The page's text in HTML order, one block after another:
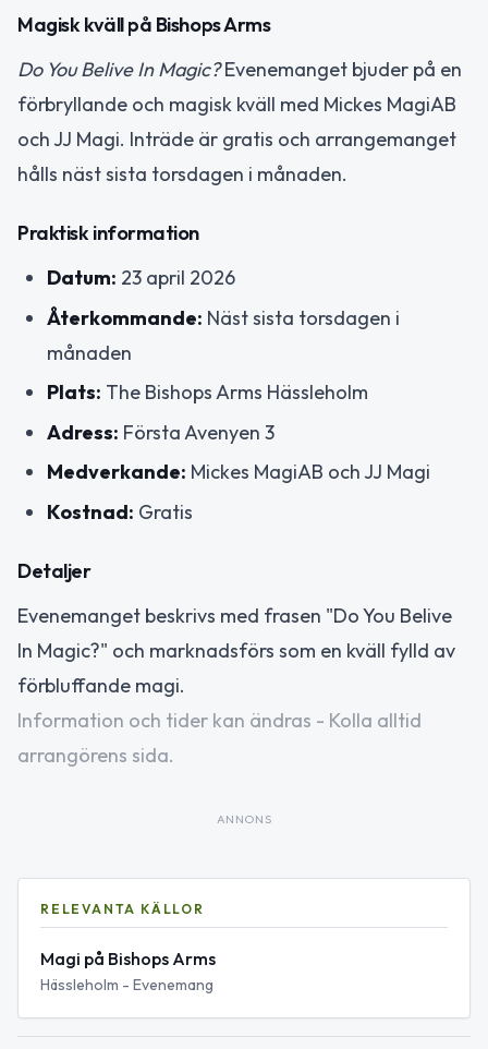
Magisk kväll på Bishops Arms
Do You Belive In Magic?Evenemanget bjuder på en
förbryllande och magisk kväll med Mickes MagiAB
och JJ Magi. Inträde är gratis och arrangemanget
hålls näst sista torsdagen i månaden.
Praktisk information
Datum: 23 april 2026
Återkommande: Näst sista torsdagen i
månaden
Plats: The Bishops Arms Hässleholm
Adress: Första Avenyen 3
Medverkande: Mickes MagiAB och JJ Magi
Kostnad: Gratis
Detaljer
Evenemanget beskrivs med frasen "Do You Belive
In Magic?" och marknadsförs som en kväll fylld av
förbluffande magi.
Information och tider kan ändras - Kolla alltid
arrangörens sida.
ANNONS
RELEVANTA KÄLLOR
Magi på Bishops Arms
Hässleholm - Evenemang